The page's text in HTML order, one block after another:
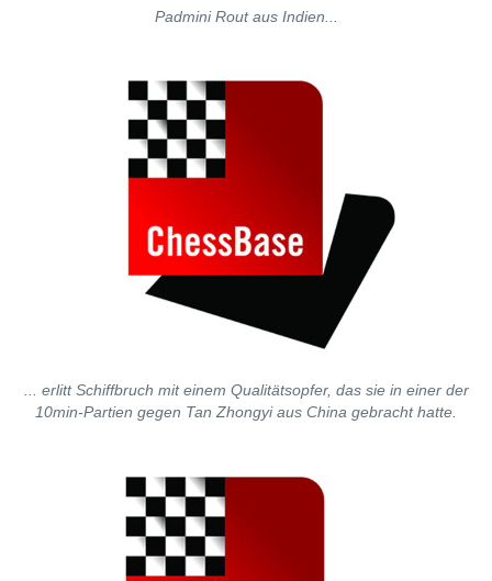
Padmini Rout aus Indien...
... erlitt Schiffbruch mit einem Qualitätsopfer, das sie in einer der
10min-Partien gegen Tan Zhongyi aus China gebracht hatte.